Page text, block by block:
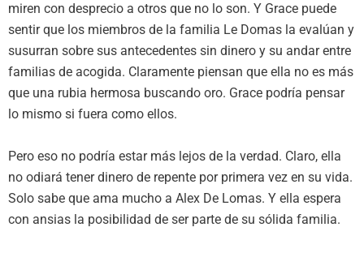
miren con desprecio a otros que no lo son. Y Grace puede
sentir que los miembros de la familia Le Domas la evalúan y
susurran sobre sus antecedentes sin dinero y su andar entre
familias de acogida. Claramente piensan que ella no es más
que una rubia hermosa buscando oro. Grace podría pensar
lo mismo si fuera como ellos.
Pero eso no podría estar más lejos de la verdad. Claro, ella
no odiará tener dinero de repente por primera vez en su vida.
Solo sabe que ama mucho a Alex De Lomas. Y ella espera
con ansias la posibilidad de ser parte de su sólida familia.